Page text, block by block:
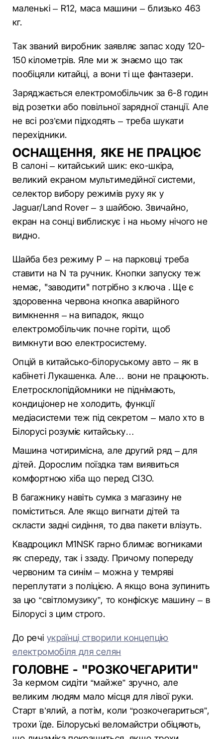
маленькі – R12, маса машини – близько 463
кг.
Так званий виробник заявляє запас ходу 120-
150 кілометрів. Яле ми ж знаємо що так
пообіцяли китайці, а вони ті ще фантазери.
Заряджається електромобільчик за 6-8 годин
від розетки або повільної зарядної станції. Але
не всі роз’єми підходять – треба шукати
перехідники.
ОСНАЩЕННЯ, ЯКЕ НЕ ПРАЦЮЄ
В салоні – китайський шик: еко-шкіра,
великий екраном мультимедійної системи,
селектор вибору режимів руху як у
Jaguar/Land Rover – з шайбою. Звичайно,
екран на сонці виблискує і на ньому нічого не
видно.
Шайба без режиму P – на парковці треба
ставити на N та ручник. Кнопки запуску теж
немає, "заводити" потрібно з ключа . Ще є
здоровенна червона кнопка аварійного
вимкнення – на випадок, якщо
електромобільчик почне горіти, щоб
вимкнути всю електросистему.
Опцій в китайсько-білоруському авто – як в
кабінеті Лукашенка. Але… вони не працюють.
Елетросклопідйомники не піднімають,
кондиціонер не холодить, функції
медіасистеми теж під секретом – мало хто в
Білорусі розуміє китайську…
Машина чотиримісна, але другий ряд – для
дітей. Дорослим поїздка там виявиться
комфортною хіба що перед СІЗО.
В багажнику навіть сумка з магазину не
поміститься. Але якщо вигнати дітей та
скласти задні сидіння, то два пакети влізуть.
Квадроцикл M1NSK гарно блимає вогниками
як спереду, так і ззаду. Причому попереду
червоним та синім – можна у темряві
переплутати з поліцією. А якщо вона зупинить
за цю “світломузику”, то конфіскує машину – в
Білорусі з цим строго.
До речі українці створили концепцію
електромобіля для селян
ГОЛОВНЕ - "РОЗКОЧЕГАРИТИ"
За кермом сидіти “майже” зручно, але
великим людям мало місця для лівої руки.
Старт в’ялий, а потім, коли “розкочегариться”,
трохи їде. Білоруські веломайстри обіцяють,